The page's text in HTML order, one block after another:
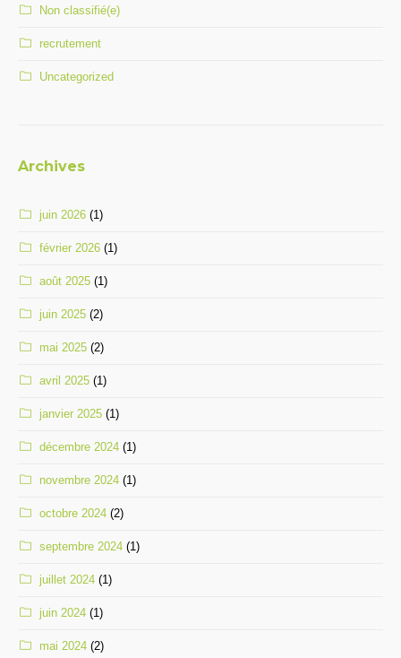
Non classifié(e)
recrutement
Uncategorized
Archives
juin 2026 (1)
février 2026 (1)
août 2025 (1)
juin 2025 (2)
mai 2025 (2)
avril 2025 (1)
janvier 2025 (1)
décembre 2024 (1)
novembre 2024 (1)
octobre 2024 (2)
septembre 2024 (1)
juillet 2024 (1)
juin 2024 (1)
mai 2024 (2)